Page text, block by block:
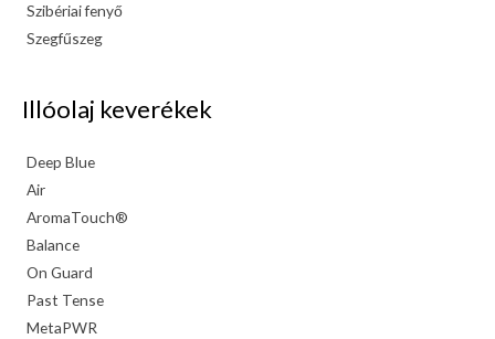
Szibériai fenyő
Szegfűszeg
Illóolaj keverékek
Deep Blue
Air
AromaTouch®
Balance
On Guard
Past Tense
MetaPWR